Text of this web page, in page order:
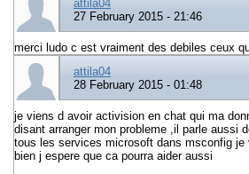
attila04
27 February 2015 - 21:46
merci ludo c est vraiment des debiles ceux
attila04
28 February 2015 - 01:48
je viens d avoir activision en chat qui ma
disant arranger mon probleme ,il parle aussi
tous les services microsoft dans msconfig je
bien j espere que ca pourra aider aussi